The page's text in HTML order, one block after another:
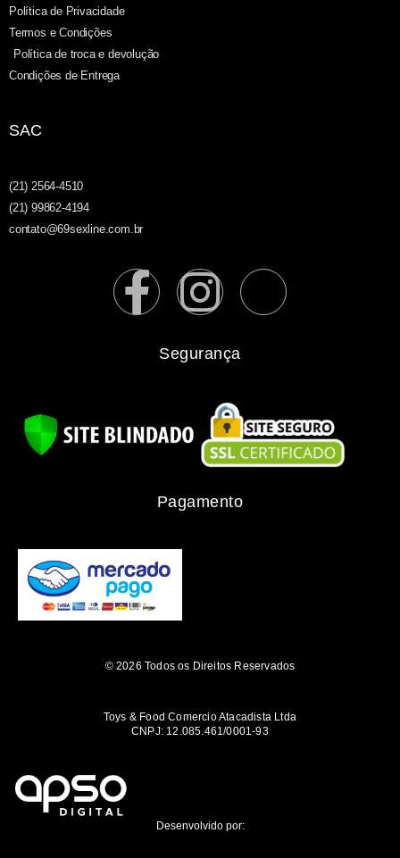
Política de Privacidade
Termos e Condições
Política de troca e devolução
Condições de Entrega
SAC
(21) 2564-4510
(21) 99862-4194
contato@69sexline.com.br
Segurança
Pagamento
© 2026 Todos os Direitos Reservados
Toys & Food Comercio Atacadista Ltda
CNPJ: 12.085.461/0001-93
Desenvolvido por: